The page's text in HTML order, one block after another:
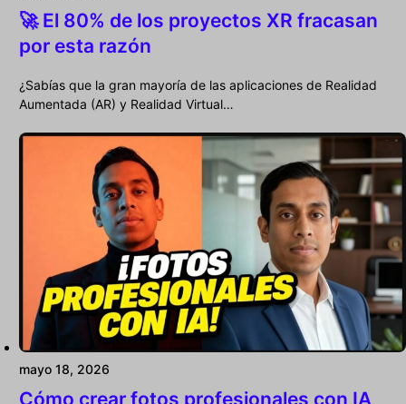
🚀 El 80% de los proyectos XR fracasan
por esta razón
¿Sabías que la gran mayoría de las aplicaciones de Realidad
Aumentada (AR) y Realidad Virtual…
mayo 18, 2026
Cómo crear fotos profesionales con IA